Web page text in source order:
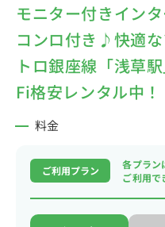
モニター付きイン
コンロ付き♪快適
トロ銀座線「浅草
Fi格安レンタル中！
料金
ご利用プラン
各プラン
ご利用で